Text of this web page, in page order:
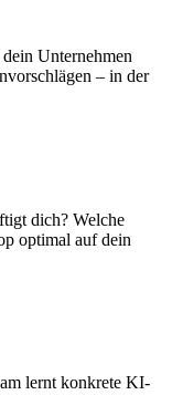
Unternehmen
– in der
dich? Welche
optimal auf dein
lernt konkrete KI-